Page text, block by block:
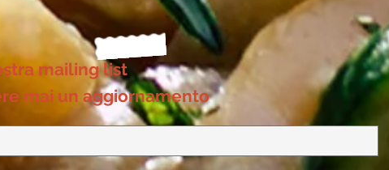
mailing list
mai un aggiornamento